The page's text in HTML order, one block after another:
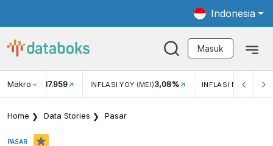
Indonesia
Masuk
Makro
USD/IDR 17.959 INFLASI YOY (MEI)3,08% INFLASI MOM (MEI)
Home Data Stories Pasar
PASAR